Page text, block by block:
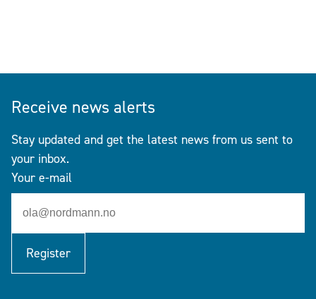
Receive news alerts
Stay updated and get the latest news from us sent to
your inbox.
Your e-mail
Register